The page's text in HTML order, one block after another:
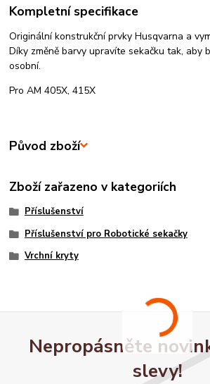
Kompletní specifikace
Originální konstrukční prvky Husqvarna a
Díky změně barvy upravíte sekačku tak, aby
osobní.
Pro AM 405X, 415X
Původ zboží
Zboží zařazeno v kategoriích
Příslušenství
Příslušenství pro Robotické sekačky
Vrchní kryty
Nepropásněte
slevy!